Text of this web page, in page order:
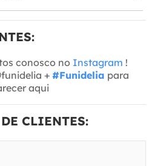
conosco no Instagram !
+ #Funidelia para
aqui
CLIENTES: